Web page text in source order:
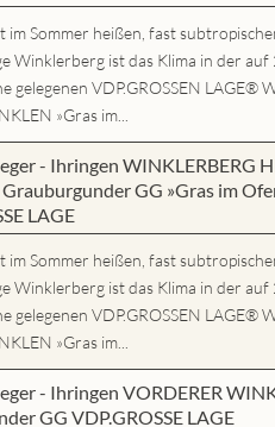
im Sommer heißen, fast
Winklerberg ist das Klima in der auf
gelegenen VDP.GROSSEN LAGE®
»Gras im...
- Ihringen WINKLERBERG
GG »Gras im
LAGE
im Sommer heißen, fast
Winklerberg ist das Klima in der auf
gelegenen VDP.GROSSEN LAGE®
»Gras im...
- Ihringen VORDERER
GG VDP.GROSSE LAGE